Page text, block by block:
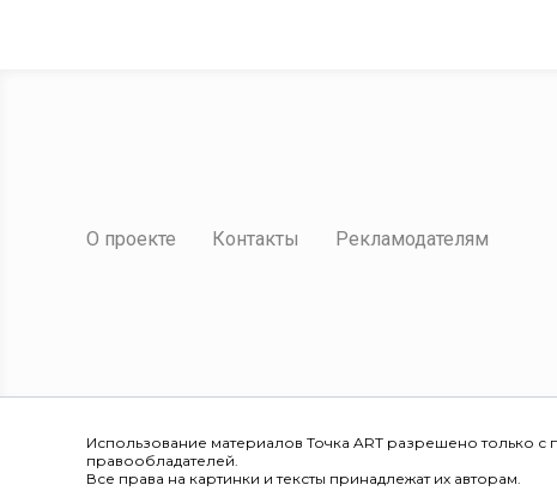
О проекте Контакты Рекламодателям
Использование материалов Точка ART разрешено только с
правообладателей.
Все права на картинки и тексты принадлежат их авторам.